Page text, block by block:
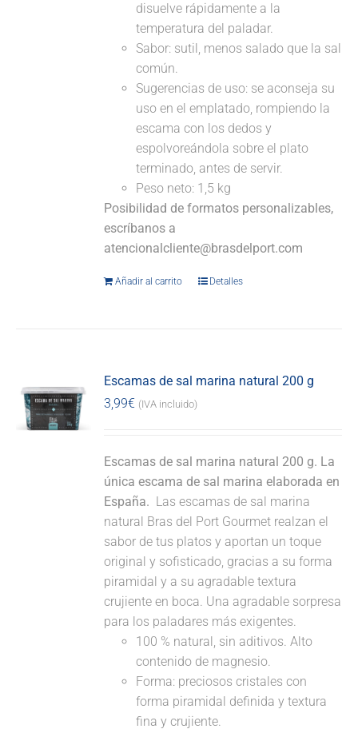
disuelve rápidamente a la
temperatura del paladar.
Sabor: sutil, menos salado que la sal
común.
Sugerencias de uso: se aconseja su
uso en el emplatado, rompiendo la
escama con los dedos y
espolvoreándola sobre el plato
terminado, antes de servir.
Peso neto: 1,5 kg
Posibilidad de formatos personalizables,
escríbanos a
atencionalcliente@brasdelport.com
Añadir al carrito Detalles
Escamas de sal marina natural 200 g
3,99€ (IVA incluido)
Escamas de sal marina natural 200 g. La
única escama de sal marina elaborada en
España. Las escamas de sal marina
natural Bras del Port Gourmet realzan el
sabor de tus platos y aportan un toque
original y sofisticado, gracias a su forma
piramidal y a su agradable textura
crujiente en boca. Una agradable sorpresa
para los paladares más exigentes.
100 % natural, sin aditivos. Alto
contenido de magnesio.
Forma: preciosos cristales con
forma piramidal definida y textura
fina y crujiente.